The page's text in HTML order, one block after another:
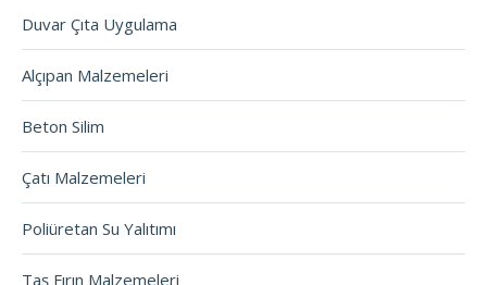
Duvar Çıta Uygulama
Alçıpan Malzemeleri
Beton Silim
Çatı Malzemeleri
Poliüretan Su Yalıtımı
Taş Fırın Malzemeleri